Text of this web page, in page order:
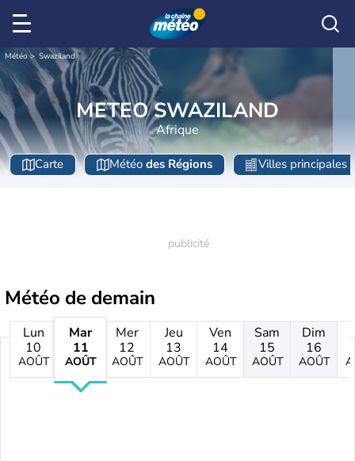
Météo Swaziland
METEO SWAZILAND
Afrique
Carte Météo des Régions Villes principales
Météo de demain
Lun
10
AOÛT
Mar
11
AOÛT
Mer
12
AOÛT
Jeu
13
AOÛT
Ven
14
AOÛT
Sam
15
AOÛT
Dim
16
AOÛT